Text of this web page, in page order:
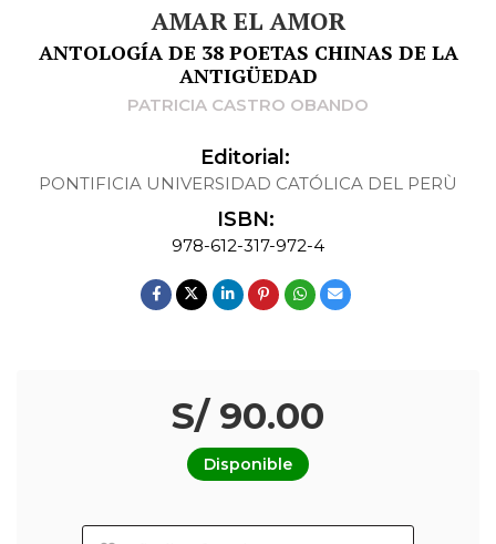
AMAR EL AMOR
ANTOLOGÍA DE 38 POETAS CHINAS DE LA
ANTIGÜEDAD
PATRICIA CASTRO OBANDO
Editorial:
PONTIFICIA UNIVERSIDAD CATÓLICA DEL PERÙ
ISBN:
978-612-317-972-4
S/ 90.00
Disponible